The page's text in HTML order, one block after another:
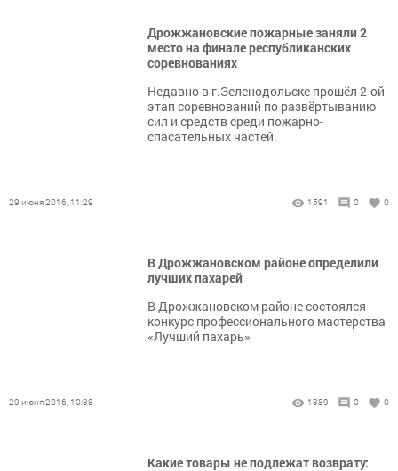
Дрожжановские пожарные заняли 2
место на финале республиканских
соревнованиях
Недавно в г.Зеленодольске прошёл 2-ой
этап соревнований по развёртыванию
сил и средств среди пожарно-
спасательных частей.
29 июня 2016, 11:29 1591 0 0
В Дрожжановском районе определили
лучших пахарей
В Дрожжановском районе состоялся
конкурс профессионального мастерства
«Лучший пахарь»
29 июня 2016, 10:38 1389 0 0
Какие товары не подлежат возврату: